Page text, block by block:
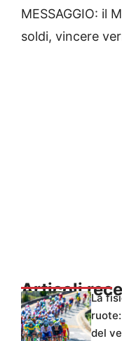
MESSAGGIO: il
soldi, vincere
Articoli
La
del